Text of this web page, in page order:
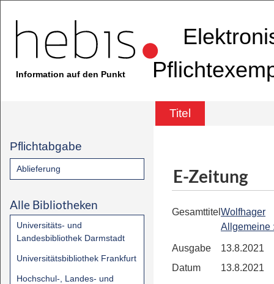
Information auf den Punkt
Titel
Pflichtabgabe
Ablieferung
Alle Bibliotheken
Universitäts- und
Landesbibliothek Darmstadt
Universitätsbibliothek Frankfurt
Hochschul-, Landes- und
E-Zeitung
Gesamttitel Wolfhager
Allgemeine
Ausgabe
13.8.2021
Datum
13.8.2021